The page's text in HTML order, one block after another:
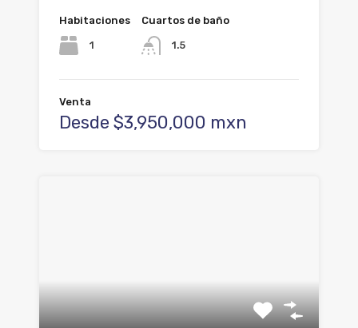
Habitaciones
1
Cuartos de baño
1.5
Venta
Desde $3,950,000 mxn